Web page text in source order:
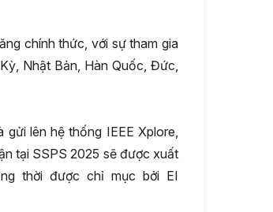
chính thức, với sự tham gia
Nhật Bản, Hàn Quốc, Đức,
lên hệ thống IEEE Xplore,
tại SSPS 2025 sẽ được xuất
thời được chỉ mục bởi EI